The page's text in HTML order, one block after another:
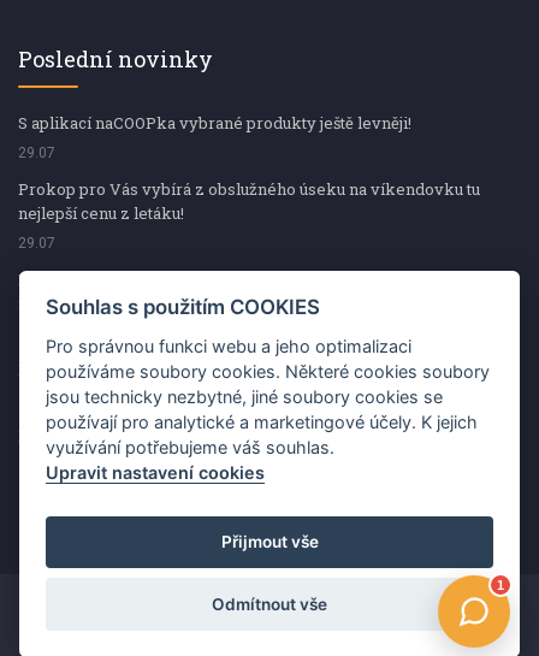
Poslední novinky
S aplikací naCOOPka vybrané produkty ještě levněji!
29.07
Prokop pro Vás vybírá z obslužného úseku na víkendovku tu
nejlepší cenu z letáku!
29.07
Prokop pro Vás vybírá z obslužného úseku na víkendovku tu
nejlepší cenu z letáku!
Kup špekáčky od Váhaly a vyhraj s naCOOPkou sekerku Fiskars
29.07
Prokop pro Vás vybírá na víkendovku ty nejlepší ceny z letáku!
29.07
Copyright ©2026 Jednota, spotřební družstvo v Hodoníně
Souhlas s použitím COOKIES
Pro správnou funkci webu a jeho optimalizaci
používáme soubory cookies. Některé cookies soubory
jsou technicky nezbytné, jiné soubory cookies se
používají pro analytické a marketingové účely. K jejich
využívání potřebujeme váš souhlas.
Upravit nastavení cookies
Přijmout vše
Odmítnout vše